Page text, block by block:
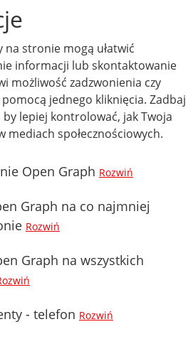
stronie mogą ułatwić
informacji lub skontaktowanie
możliwość zadzwonienia czy
jednego kliknięcia. Zadbaj
lepiej kontrolować, jak Twoja
mediach społecznościowych.
Open Graph Rozwiń
Graph na co najmniej
Rozwiń
Graph na wszystkich
- telefon Rozwiń